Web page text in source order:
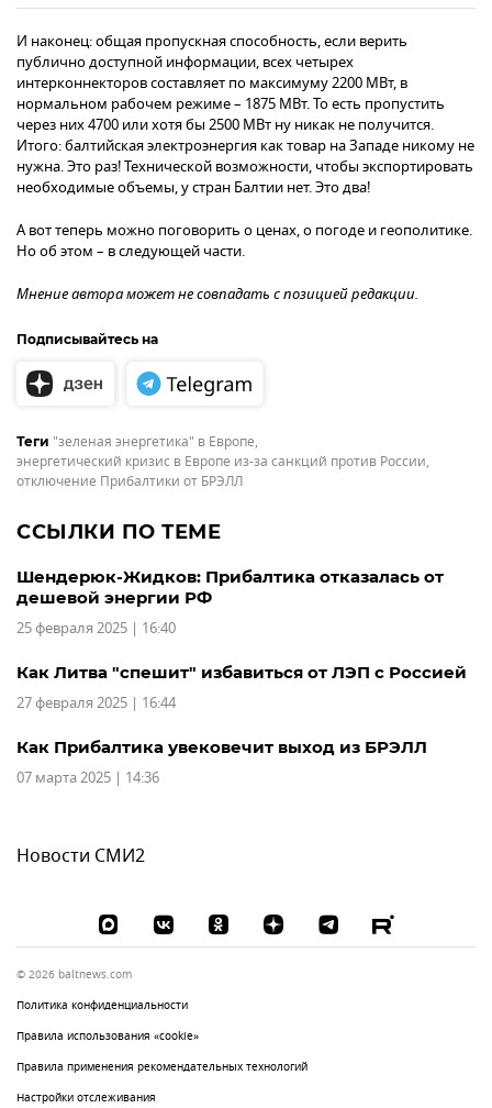
И наконец: общая пропускная способность, если верить
публично доступной информации, всех четырех
интерконнекторов составляет по максимуму 2200 МВт, в
нормальном рабочем режиме – 1875 МВт. То есть пропустить
через них 4700 или хотя бы 2500 МВт ну никак не получится.
Итого: балтийская электроэнергия как товар на Западе никому не
нужна. Это раз! Технической возможности, чтобы экспортировать
необходимые объемы, у стран Балтии нет. Это два!
А вот теперь можно поговорить о ценах, о погоде и геополитике.
Но об этом – в следующей части.
Мнение автора может не совпадать с позицией редакции.
Подписывайтесь на
Теги "зеленая энергетика" в Европе,
энергетический кризис в Европе из-за санкций против России,
отключение Прибалтики от БРЭЛЛ
ССЫЛКИ ПО ТЕМЕ
Шендерюк-Жидков: Прибалтика отказалась от
дешевой энергии РФ
25 февраля 2025 | 16:40
Как Литва "спешит" избавиться от ЛЭП с Россией
27 февраля 2025 | 16:44
Как Прибалтика увековечит выход из БРЭЛЛ
07 марта 2025 | 14:36
Новости СМИ2
© 2026 baltnews.com
Политика конфиденциальности
Правила использования «cookie»
Правила применения рекомендательных технологий
Настройки отслеживания